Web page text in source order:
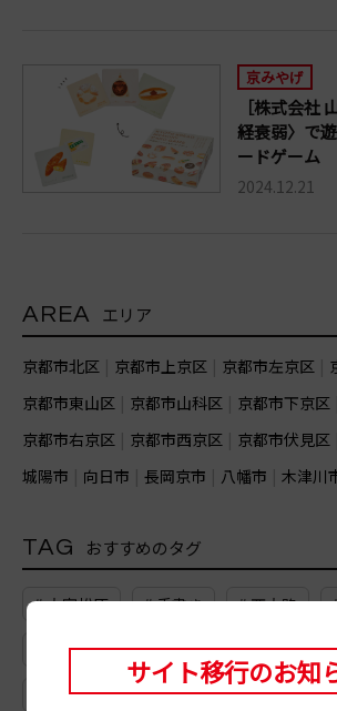
京みやげ
［株式会社
経衰弱〉で
ードゲーム
2024.12.21
AREA エリア
京都市北区 京都市上京区 京都市左京区
京都市東山区
京都市山科区 京都市下京区
京都市右京区
京都市西京区 京都市伏見区
城陽市
向日市 長岡京市 八幡市 木津川
TAG おすすめのタグ
# 大宮松原 # 手書き # 西大路
# 鹿ケ谷 # 発酵 # 納屋町商店街
# イルミネーション # だしパック
サイト移行のお知